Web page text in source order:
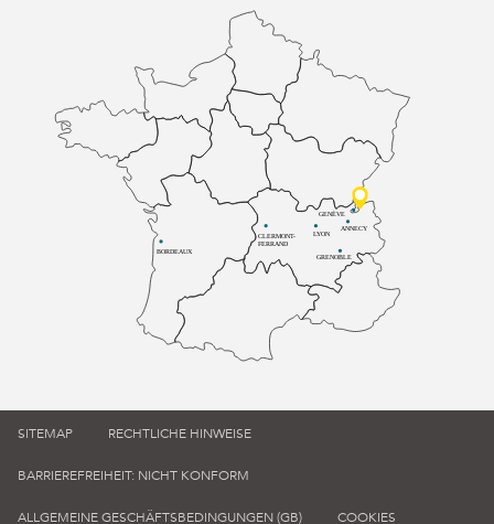
BORDEAUX
CLERMONT-
FERRAND
LYON
ANNECY
GRENOBLE
GENÈVE
SITEMAP RECHTLICHE HINWEISE
BARRIEREFREIHEIT: NICHT KONFORM
ALLGEMEINE GESCHÄFTSBEDINGUNGEN (GB) COOKIES